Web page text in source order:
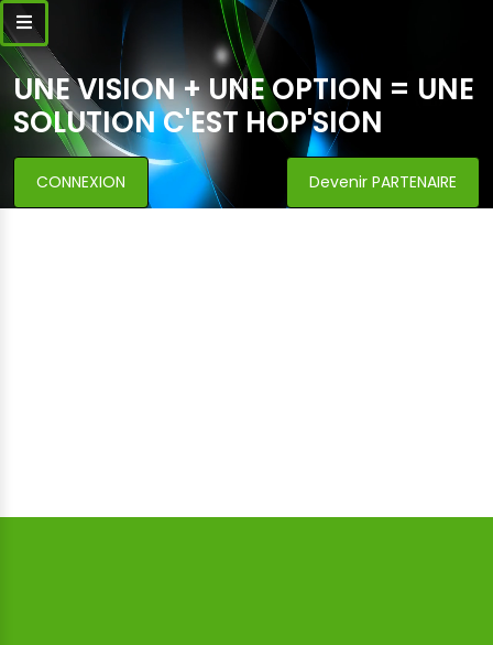
UNE VISION + UNE OPTION = UNE
SOLUTION C'EST HOP'SION
CONNEXION Devenir PARTENAIRE